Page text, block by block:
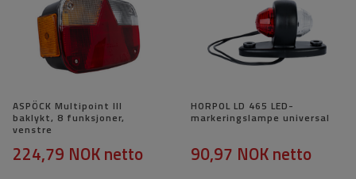
ASPÖCK Multipoint III
baklykt, 8 funksjoner,
venstre
224,79 NOKnetto
HORPOL LD 465 LED-
markeringslampe universal
90,97 NOKnetto